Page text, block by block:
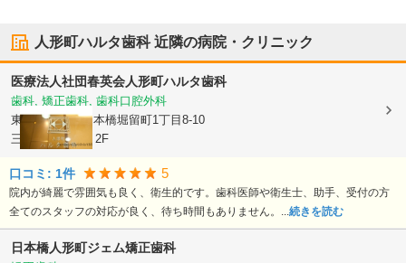
人形町ハルタ歯科近隣の病院・クリニック
医療法人社団春英会人形町ハルタ歯科
歯科, 矯正歯科, 歯科口腔外科
東京都中央区日本橋堀留町1丁目8-10
三ツ美ビル1F・2F
口コミ: 1件 5
院内が綺麗で雰囲気も良く、衛生的です。歯科医師や衛生士、助手、受付の方
全てのスタッフの対応が良く、待ち時間もありません。...続きを読む
日本橋人形町ジェム矯正歯科